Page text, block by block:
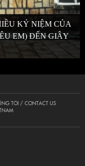
KỶ NIỆM CỦA
EM) ĐẾN GIÂY
TÔI / CONTACT US